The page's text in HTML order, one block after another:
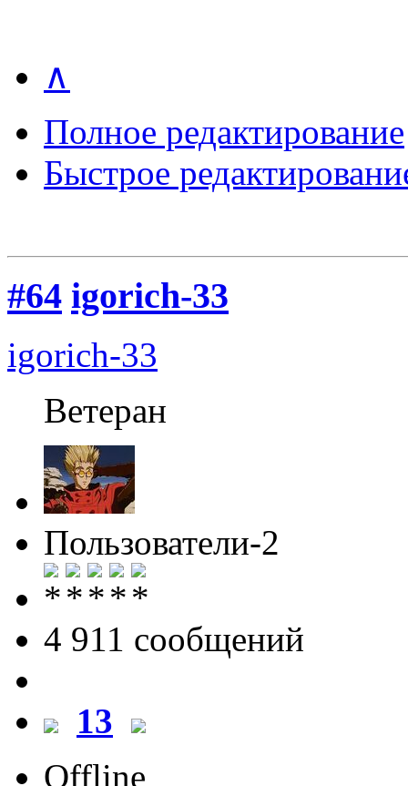
∧
Полное редактирование
Быстрое
#64 igorich-33
igorich-33
Ветеран
Пользователи-2
4 911 cообщений
13
Offline